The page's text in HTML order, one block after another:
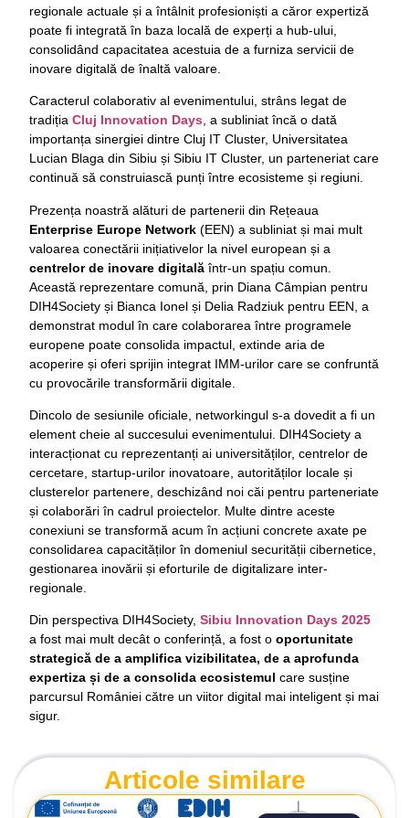
regionale actuale și a întâlnit profesioniști a căror expertiză
poate fi integrată în baza locală de experți a hub-ului,
consolidând capacitatea acestuia de a furniza servicii de
inovare digitală de înaltă valoare.
Caracterul colaborativ al evenimentului, strâns legat de
tradițiaCluj Innovation Days, a subliniat încă o dată
importanța sinergiei dintre Cluj IT Cluster, Universitatea
Lucian Blaga din Sibiu și Sibiu IT Cluster, un parteneriat care
continuă să construiască punți între ecosisteme și regiuni.
Prezența noastră alături de partenerii din Rețeaua
Enterprise Europe Network (EEN) a subliniat și mai mult
valoarea conectării inițiativelor la nivel european și a
centrelor de inovare digitalăîntr-un spațiu comun.
Această reprezentare comună, prin Diana Câmpian pentru
DIH4Society și Bianca Ionel și Delia Radziuk pentru EEN, a
demonstrat modul în care colaborarea între programele
europene poate consolida impactul, extinde aria de
acoperire și oferi sprijin integrat IMM-urilor care se confruntă
cu provocările transformării digitale.
Dincolo de sesiunile oficiale, networkingul s-a dovedit a fi un
element cheie al succesului evenimentului. DIH4Society a
interacționat cu reprezentanți ai universităților, centrelor de
cercetare, startup-urilor inovatoare, autorităților locale și
clusterelor partenere, deschizând noi căi pentru parteneriate
și colaborări în cadrul proiectelor. Multe dintre aceste
conexiuni se transformă acum în acțiuni concrete axate pe
consolidarea capacităților în domeniul securității cibernetice,
gestionarea inovării și eforturile de digitalizare inter-
regionale.
Din perspectiva DIH4Society,Sibiu Innovation Days 2025
a fost mai mult decât o conferință, a fost ooportunitate
strategică de a amplifica vizibilitatea, de a aprofunda
expertiza și de a consolida ecosistemul care susține
parcursul României către un viitor digital mai inteligent și mai
sigur.
Articole similare